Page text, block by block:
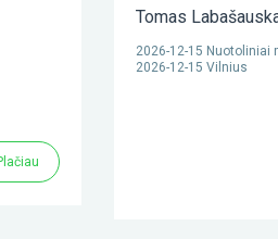
Tomas
2026-12-15 Nuotoliniai
2026-12-15 Vilnius